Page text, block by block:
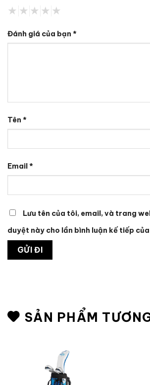
Đánh giá của bạn *
Tên *
Email*
Lưu tên của tôi, email, và trang
duyệt này cho lần bình luận kế tiếp
SẢN PHẨM